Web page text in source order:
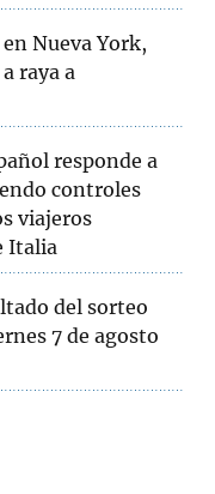
Nueva York,
raya a
responde a
controles
viajeros
Italia
del sorteo
7 de agosto